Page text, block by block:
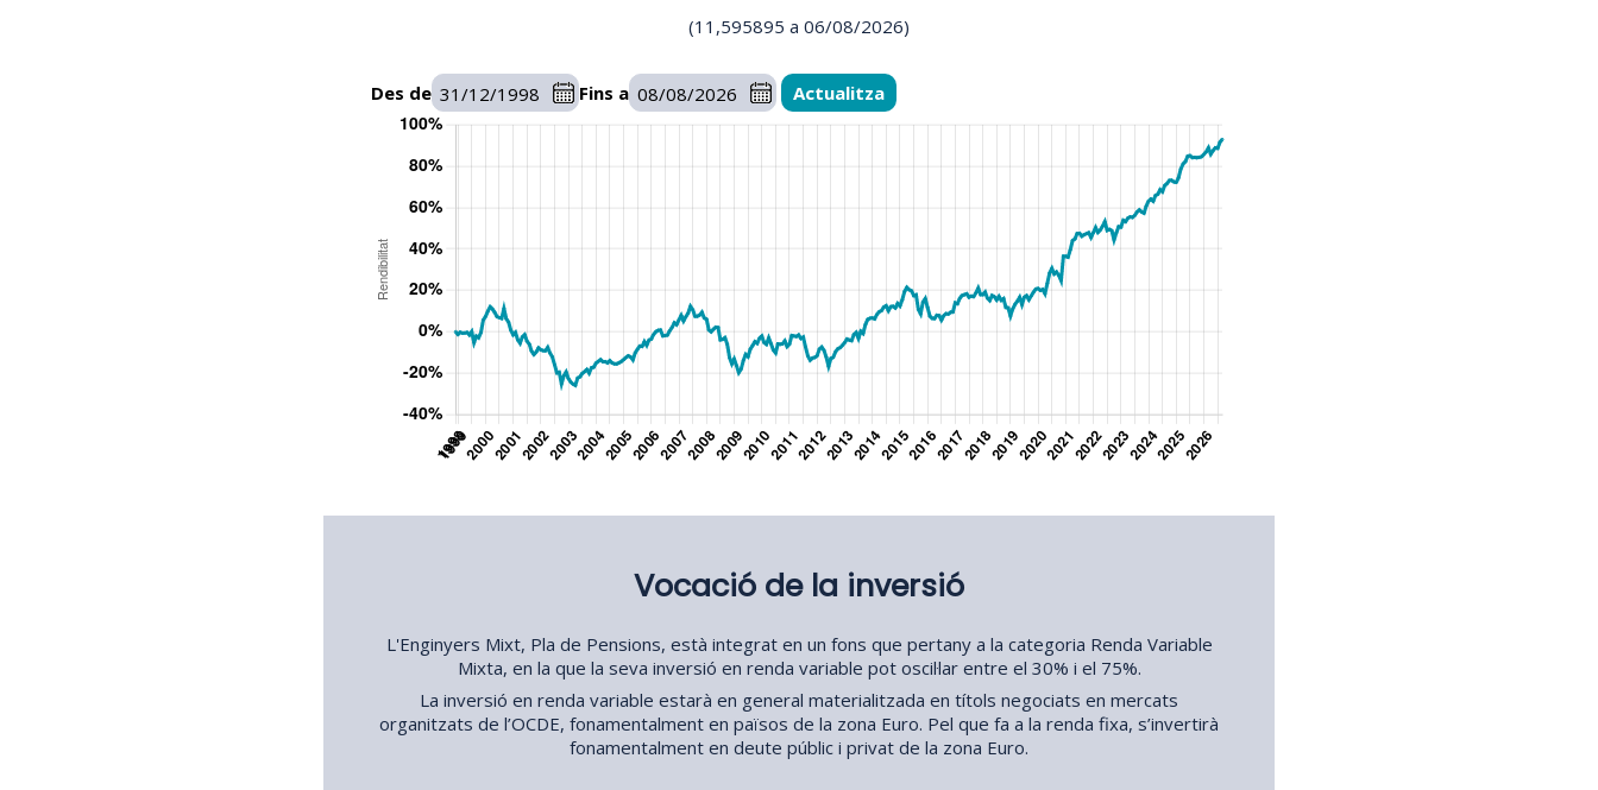
(11,595895 a 06/08/2026)
Des de Fins a
Vocació de la inversió
L'Enginyers Mixt, Pla de Pensions, està integrat en un fons que pertany a la categoria Renda Variable
Mixta, en la que la seva inversió en renda variable pot oscil·lar entre el 30% i el 75%.
La inversió en renda variable estarà en general materialitzada en títols negociats en mercats
organitzats de l’OCDE, fonamentalment en països de la zona Euro. Pel que fa a la renda fixa, s’invertirà
fonamentalment en deute públic i privat de la zona Euro.